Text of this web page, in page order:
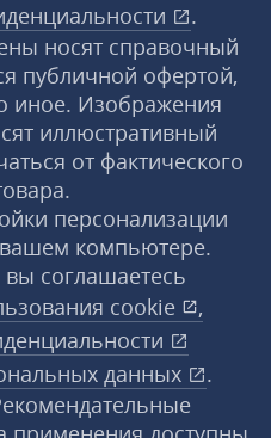
.
носят справочный
публичной офертой,
иное. Изображения
иллюстративный
от фактического
персонализации
компьютере.
вы соглашаетесь
cookie
,
данных
.